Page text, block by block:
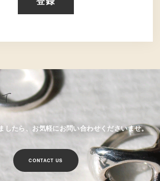
したら、お気軽にお問い合わせくださいませ。
CONTACT US